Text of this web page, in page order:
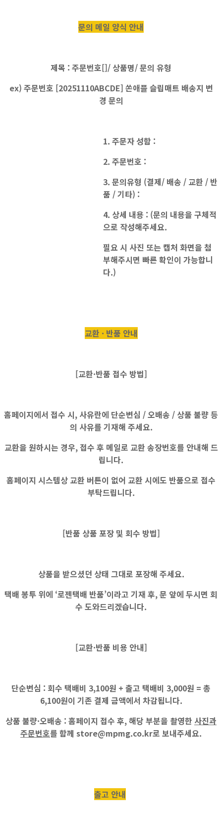
문의 메일 양식 안내
제목 : 주문번호[]/ 상품명/ 문의 유형
ex) 주문번호 [20251110ABCDE] 쏜애플 슬립매트 배송지 변
경 문의
1. 주문자 성함 :
2. 주문번호 :
3. 문의유형 (결제/ 배송 / 교환 / 반
품 / 기타) :
4. 상세 내용 : (문의 내용을 구체적
으로 작성해주세요.
필요 시 사진 또는 캡처 화면을 첨
부해주시면 빠른 확인이 가능합니
다.)
교환 · 반품 안내
[교환·반품 접수 방법]
홈페이지에서 접수 시, 사유란에 단순변심 / 오배송 / 상품 불량등
의 사유를 기재해 주세요.
교환을 원하시는 경우, 접수 후 메일로 교환 송장번호를 안내해 드
립니다.
홈페이지 시스템상 교환 버튼이 없어 교환 시에도 반품으로 접수
부탁드립니다.
[반품 상품 포장 및 회수 방법]
상품을 받으셨던 상태 그대로 포장해 주세요.
택배 봉투 위에 ‘로젠택배 반품’이라고 기재 후, 문 앞에 두시면 회
수 도와드리겠습니다.
[교환·반품 비용 안내]
단순변심 : 회수 택배비 3,100원 + 출고 택배비 3,000원 = 총
6,100원이 기존 결제 금액에서 차감됩니다.
상품 불량·오배송 : 홈페이지 접수 후, 해당 부분을 촬영한 사진과
주문번호를 함께 store@mpmg.co.kr로 보내주세요.
출고 안내